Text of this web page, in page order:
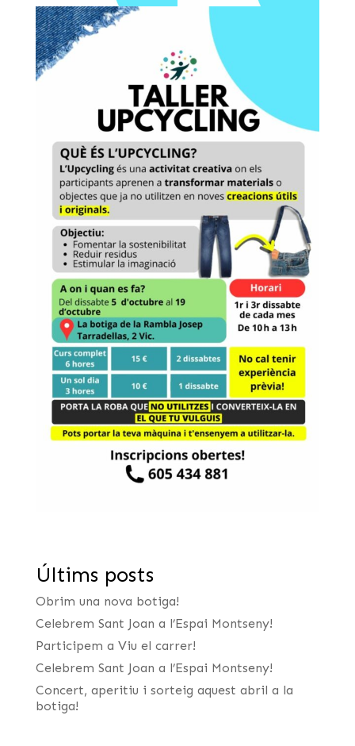
Últims posts
Obrim una nova botiga!
Celebrem Sant Joan a l’Espai Montseny!
Participem a Viu el carrer!
Celebrem Sant Joan a l’Espai Montseny!
Concert, aperitiu i sorteig aquest abril a la
botiga!